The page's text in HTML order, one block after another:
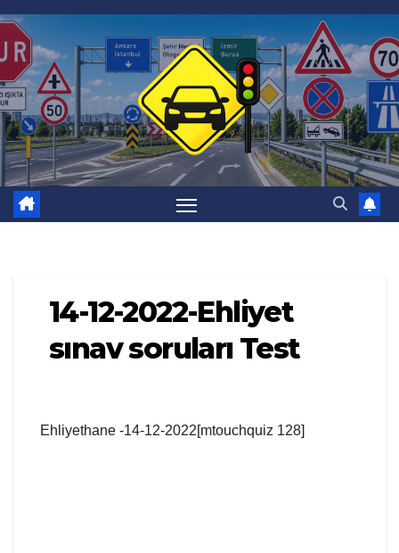
Skip
to
content
14-12-2022-Ehliyet
sınav soruları Test
Ehliyethane -14-12-2022[mtouchquiz 128]